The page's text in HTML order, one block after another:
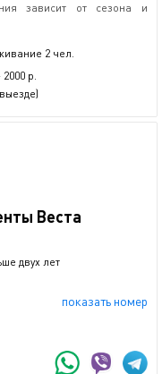
зависит от сезона и
2 чел.
р.
Веста
двух лет
показать номер
242-67-74
vesta.ru